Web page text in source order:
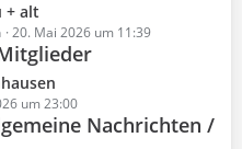
+ alt
20. Mai 2026 um 11:39
um 23:00
Nachrichten /